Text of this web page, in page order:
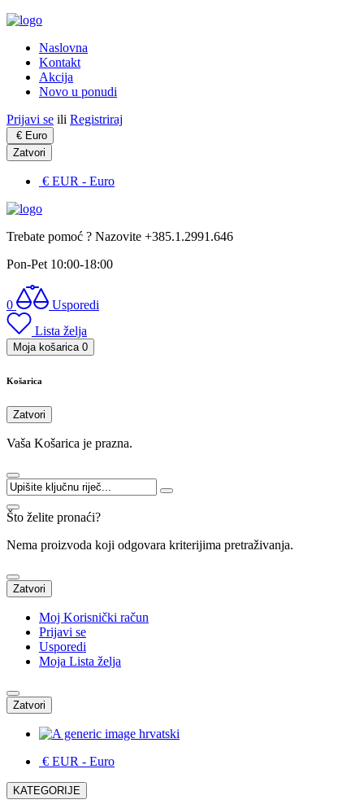
Naslovna
Kontakt
Akcija
Novo u ponudi
Prijavi se ili Registriraj
€ Euro
Zatvori
€ EUR - Euro
Trebate pomoć ? Nazovite +385.1.2991.646
Pon-Pet 10:00-18:00
0
Usporedi
Lista želja
Moja košarica 0
Košarica
Zatvori
Vaša Košarica je prazna.
Što želite pronaći?
Nema proizvoda koji odgovara kriterijima pretraživanja.
Zatvori
Moj Korisnički račun
Prijavi se
Usporedi
Moja Lista želja
Zatvori
hrvatski
€ EUR - Euro
KATEGORIJE